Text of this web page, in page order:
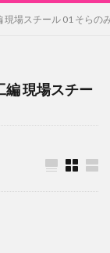
場スチール 01 そらの
編 現場スチー